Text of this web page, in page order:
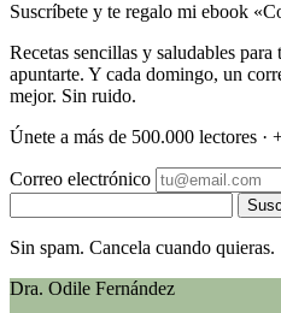
Suscríbete y te regalo mi ebook
Recetas sencillas y saludables
apuntarte. Y cada domingo, un
mejor. Sin ruido.
Únete a más de 500.000 lectores ·
Correo electrónico
Sin spam. Cancela cuando quieras.
Dra. Odile Fernández